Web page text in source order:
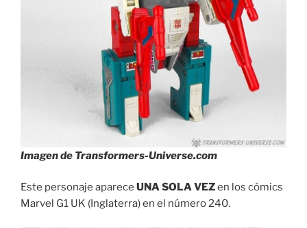
Imagen de Transformers-Universe.com
Este personaje aparece UNA SOLA VEZen los cómics
Marvel G1 UK (Inglaterra) en el número 240.